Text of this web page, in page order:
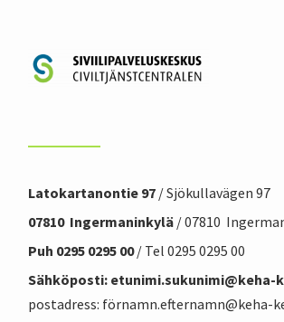
Latokartanontie 97 / Sjökullavägen 97
07810 Ingermaninkylä / 07810
Puh 0295 0295 00/ Tel 0295 0295 00
Sähköposti: etunimi.sukunimi@keha-
postadress: förnamn.efternamn@keha-